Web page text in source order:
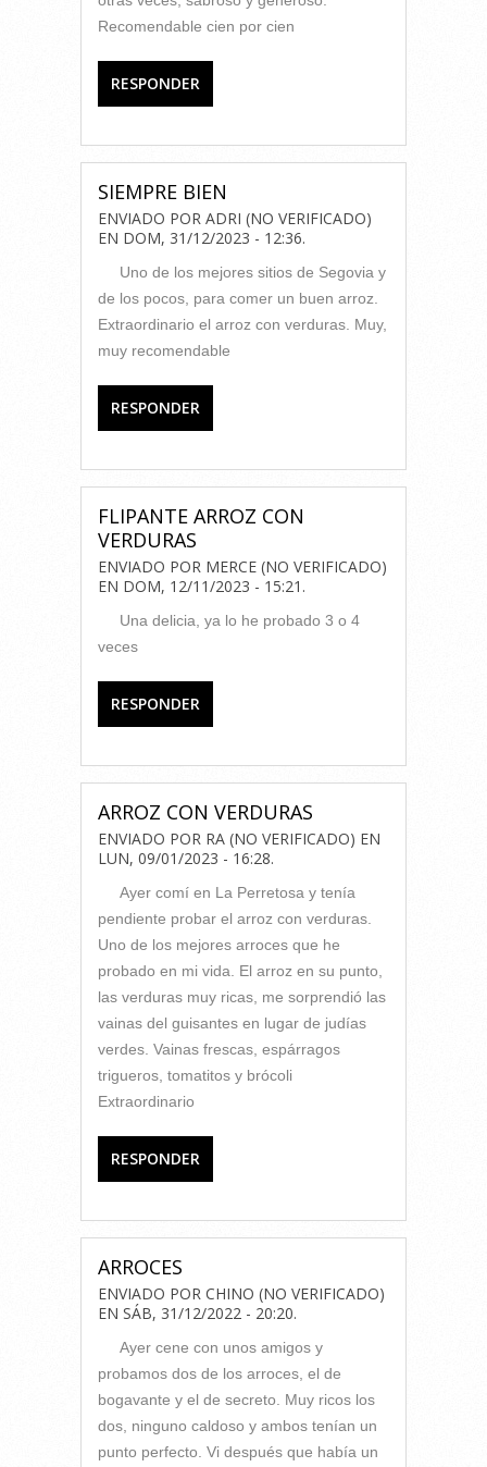
Recomendable cien por cien
RESPONDER
SIEMPRE BIEN
ENVIADO POR ADRI (NO VERIFICADO)
EN DOM, 31/12/2023 - 12:36.
Uno de los mejores sitios de Segovia y
de los pocos, para comer un buen arroz.
Extraordinario el arroz con verduras. Muy,
muy recomendable
RESPONDER
FLIPANTE ARROZ CON
VERDURAS
ENVIADO POR MERCE (NO VERIFICADO)
EN DOM, 12/11/2023 - 15:21 .
Una delicia, ya lo he probado 3 o 4
veces
RESPONDER
ARROZ CON VERDURAS
ENVIADO POR RA (NO VERIFICADO) EN
LUN, 09/01/2023 - 16:28.
Ayer comí en La Perretosa y tenía
pendiente probar el arroz con verduras.
Uno de los mejores arroces que he
probado en mi vida. El arroz en su punto,
las verduras muy ricas, me sorprendió las
vainas del guisantes en lugar de judías
verdes. Vainas frescas, espárragos
trigueros, tomatitos y brócoli
Extraordinario
RESPONDER
ARROCES
ENVIADO POR CHINO (NO VERIFICADO)
EN SÁB, 31/12/2022 - 20:20.
Ayer cene con unos amigos y
probamos dos de los arroces, el de
bogavante y el de secreto. Muy ricos los
dos, ninguno caldoso y ambos tenían un
punto perfecto. Vi después que había un